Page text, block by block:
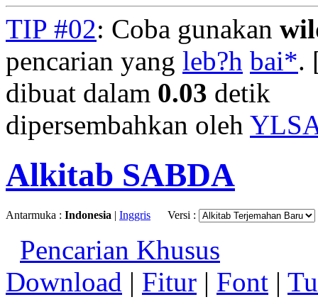
TIP #02: Coba gunakan
pencarian yang leb?h bai*.
dibuat dalam 0.03 detik
dipersembahkan oleh
Alkitab SABDA
Antarmuka : Indonesia Inggris Versi :
Pencarian Khusus
Download | Fitur | Font |